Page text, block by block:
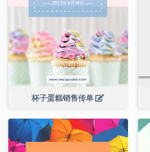
杯子蛋糕销售传单